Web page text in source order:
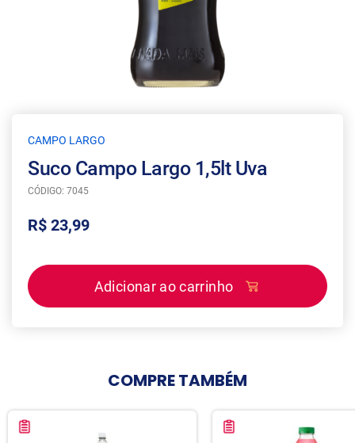
CAMPO LARGO
Suco Campo Largo 1,5lt Uva
CÓDIGO: 7045
R$ 23,99
Adicionar ao carrinho
COMPRETAMBÉM